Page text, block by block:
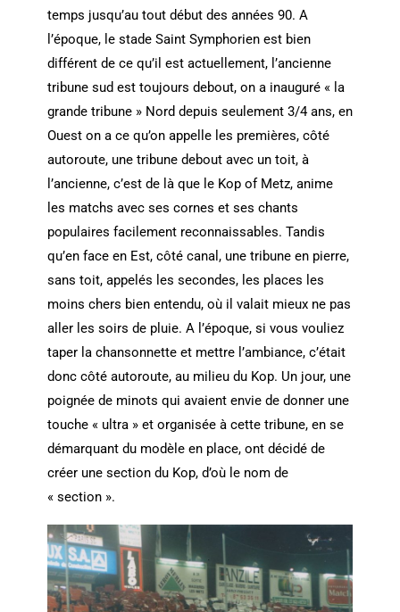
temps jusqu’au tout début des années 90. A
l’époque, le stade Saint Symphorien est bien
différent de ce qu’il est actuellement, l’ancienne
tribune sud est toujours debout, on a inauguré « la
grande tribune » Nord depuis seulement 3/4 ans, en
Ouest on a ce qu’on appelle les premières, côté
autoroute, une tribune debout avec un toit, à
l’ancienne, c’est de là que le Kop of Metz, anime
les matchs avec ses cornes et ses chants
populaires facilement reconnaissables. Tandis
qu’en face en Est, côté canal, une tribune en pierre,
sans toit, appelés les secondes, les places les
moins chers bien entendu, où il valait mieux ne pas
aller les soirs de pluie. A l’époque, si vous vouliez
taper la chansonnette et mettre l’ambiance, c’était
donc côté autoroute, au milieu du Kop. Un jour, une
poignée de minots qui avaient envie de donner une
touche « ultra » et organisée à cette tribune, en se
démarquant du modèle en place, ont décidé de
créer une section du Kop, d’où le nom de
« section ».